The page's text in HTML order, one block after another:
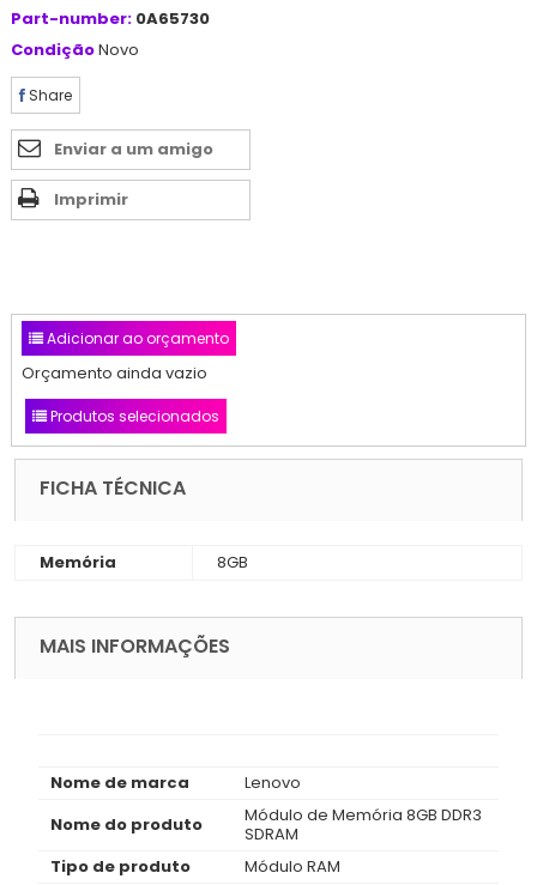
Part-number: 0A65730
CondiçãoNovo
Share
Enviar a um amigo
Imprimir
Adicionar ao orçamento
Orçamento ainda vazio
Produtos selecionados
FICHA TÉCNICA
Memória 8GB
MAIS INFORMAÇÕES
Nome de marca
Lenovo
Nome do produto
Módulo de Memória 8GB DDR3
SDRAM
Tipo de produto
Módulo RAM